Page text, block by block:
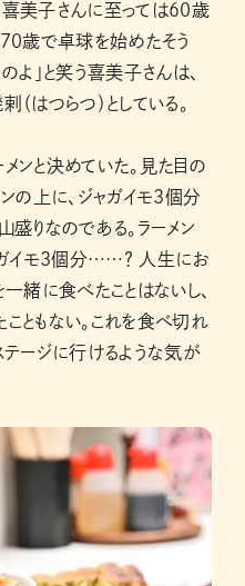
喜美子さんに至っては60歳
70歳で卓球を始めたそう
よ」と笑う喜美子さんは、
はつらつ）としている。
ンと決めていた。見た目の
ンの上に、ジャガイモ3個分
盛りなのである。ラーメン
ガイモ3個分……？ 人生にお
一緒に食べたことはないし、
ともない。これを食べ切れ
テージに行けるような気が